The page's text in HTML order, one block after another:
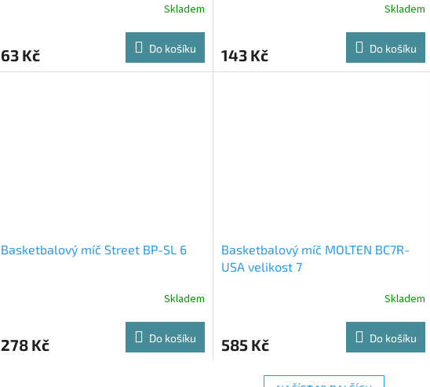
Skladem
63 Kč Do košíku
Skladem
143 Kč Do košíku
Basketbalový míč Street BP-SL 6
Skladem
278 Kč Do košíku
Basketbalový míč MOLTEN BC7R-
USA velikost 7
Skladem
585 Kč Do košíku